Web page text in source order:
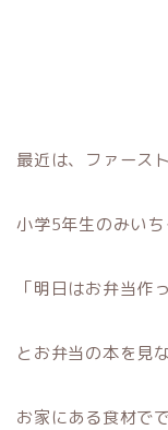
最近は、ファース
小学5年生のみい
「明日はお弁当作
とお弁当の本を見
お家にある食材で